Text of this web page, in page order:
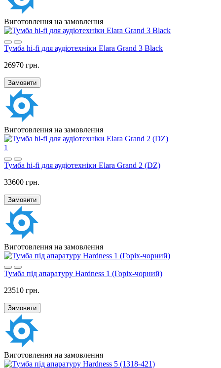
Виготовлення на замовлення
Тумба hi-fi для аудіотехніки Elara Grand 3 Black
26970 грн.
Замовити
Виготовлення на замовлення
1
Тумба hi-fi для аудіотехніки Elara Grand 2 (DZ)
33600 грн.
Замовити
Виготовлення на замовлення
Тумба під апаратуру Hardness 1 (Горіх-чорний)
23510 грн.
Замовити
Виготовлення на замовлення